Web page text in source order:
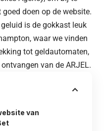
doen op de website.
is de gokkast leuk
waar we vinden
tot geldautomaten,
van de ARJEL.
van